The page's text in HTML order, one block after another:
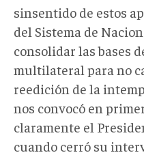
sinsentido de estos
del Sistema de
consolidar las bases
multilateral para no
reedición de la
nos convocó en
claramente el
cuando cerró su